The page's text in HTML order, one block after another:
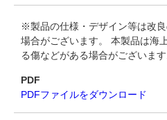
※製品の仕様・デザイン等は改
場合がございます。 本製品は海
る傷などがある場合がございます
PDF
PDFファイルをダウンロード